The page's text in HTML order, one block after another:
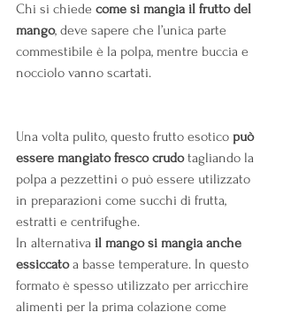
Chi si chiede come si mangia il frutto del
mango, deve sapere che l’unica parte
commestibile è la polpa, mentre buccia e
nocciolo vanno scartati.
Una volta pulito, questo frutto esotico può
essere mangiato fresco crudo tagliando la
polpa a pezzettini o può essere utilizzato
in preparazioni come succhi di frutta,
estratti e centrifughe.
In alternativa il mango si mangia anche
essiccato a basse temperature. In questo
formato è spesso utilizzato per arricchire
alimenti per la prima colazione come